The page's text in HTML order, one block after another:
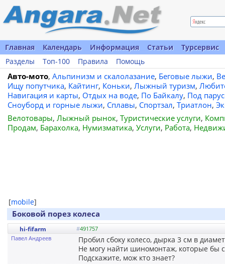
Главная Календарь Информация Статьи
Турсервис
Разделы
Топ-100 Правила Помощь
Авто-мото, Альпинизм и скалолазание, Беговые лыжи,
Ищу попутчика, Кайтинг, Коньки, Лыжный туризм,
Навигация и карты, Отдых на воде, По Байкалу, Под
Сноуборд и горные лыжи, Сплавы, Спортзал, Триатлон,
Велотовары, Лыжный рынок, Туристические услуги,
Продам, Барахолка, Нумизматика, Услуги, Работа,
[mobile]
Боковой порез колеса
hi-fifarm #491757
Павел Андреев
Пробил сбоку колесо, дырка 3 см в
Не могу найти шиномонтаж, которые бы
Подскажите, мож кто знает?